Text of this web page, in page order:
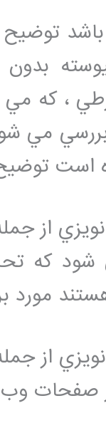
بدون
که مي
بررسي مي
است
که
مورد
از
در صفحات